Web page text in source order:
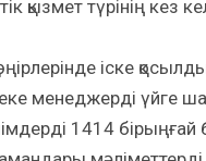
қызмет түрінің кез
іске
менеджерді үйге
1414